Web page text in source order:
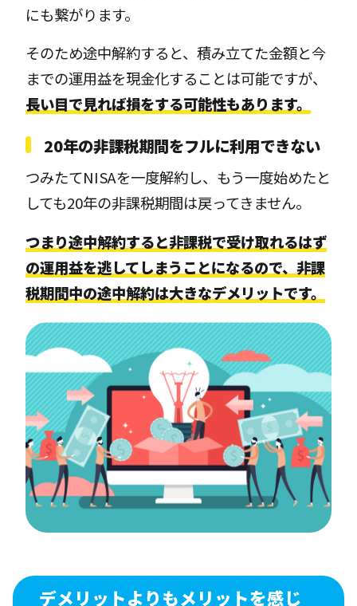
にも繋がります。
そのため途中解約すると、積み立てた金額と今
までの運用益を現金化することは可能ですが、
長い目で見れば損をする可能性もあります。
20年の非課税期間をフルに利用できない
つみたてNISAを一度解約し、もう一度始めたと
しても20年の非課税期間は戻ってきません。
つまり途中解約すると非課税で受け取れるはず
の運用益を逃してしまうことになるので、非課
税期間中の途中解約は大きなデメリットです。
デメリットよりもメリットを感じ